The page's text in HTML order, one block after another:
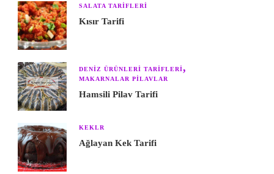
SALATA TARIFLERI
Kısır Tarifi
DENIZ ÜRÜNLERI TARIFLERI
MAKARNALAR PILAVLAR
Hamsili Pilav Tarifi
KEKLR
Ağlayan Kek Tarifi